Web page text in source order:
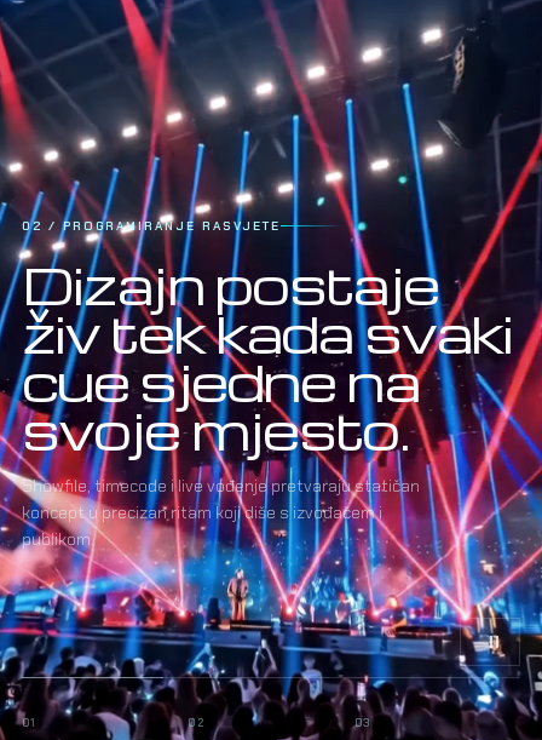
03 / LASER SHOW
Laser ne
dodajemo na
sliku.
Ugrađujemo
ga u nju.
Smjerovi, geometrija, boja i sigurnosne zone
programirani su kao sastavni dio iste scenografije,
glazbe i svjetla.
01 02 03